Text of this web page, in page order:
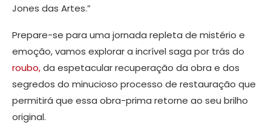
Jones das Artes.”
Prepare-se para uma jornada repleta de mistério e
emoção, vamos explorar a incrível saga por trás do
roubo,da espetacular recuperação da obra e dos
segredos do minucioso processo de restauração que
permitirá que essa obra-prima retorne ao seu brilho
original.